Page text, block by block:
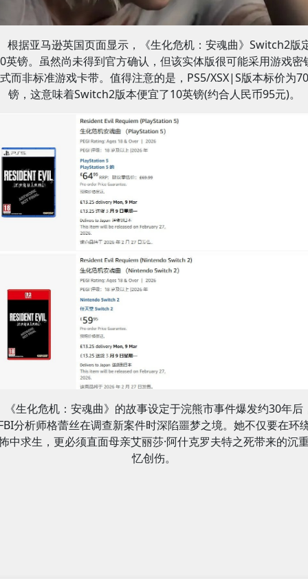
根据亚马逊英国页面显示，《生化危机：安魂曲》Switch2版
英镑。虽然尚未得到官方确认，但该实体版很可能采用游戏密
而非标准游戏卡带。值得注意的是，PS5/XSX|S版本标价为
镑，这意味着Switch2版本便宜了10英镑(约合人民币95元)。
《生化危机：安魂曲》的故事设定于浣熊市事件爆发约30年后
分析师格蕾丝在调查新案件时深陷噩梦之境。她不仅要在环
中求生，更必须直面母亲艾丽莎·阿什克罗夫特之死带来的沉
忆创伤。